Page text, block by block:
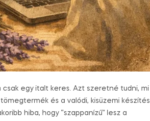
egy italt keres. Azt szeretné tudni, mi
és a valódi, kisüzemi készítés
hiba, hogy “szappanízű” lesz a